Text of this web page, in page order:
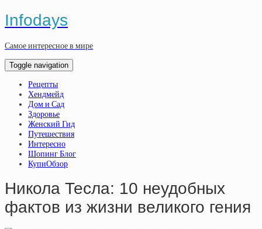
Infodays
Самое интересное в мире
Toggle navigation
Рецепты
Хендмейд
Дом и Сад
Здоровье
Женский Гид
Путешествия
Интересно
Шопинг Блог
КупиОбзор
Никола Тесла: 10 неудобных
фактов из жизни великого гения